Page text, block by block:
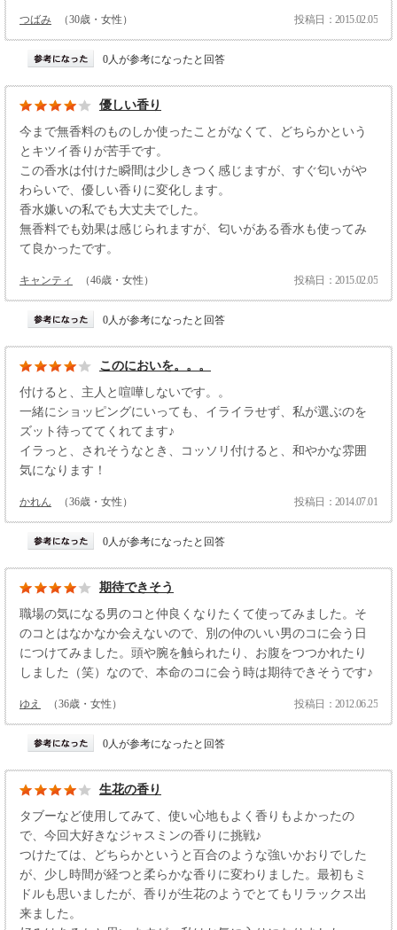
つばみ （30歳・女性） 投稿日：2015.02.05
0人が参考になったと回答
優しい香り
今まで無香料のものしか使ったことがなくて、どちらかという
とキツイ香りが苦手です。
この香水は付けた瞬間は少しきつく感じますが、すぐ匂いがや
わらいで、優しい香りに変化します。
香水嫌いの私でも大丈夫でした。
無香料でも効果は感じられますが、匂いがある香水も使ってみ
て良かったです。
キャンティ （46歳・女性） 投稿日：2015.02.05
0人が参考になったと回答
このにおいを。。。
付けると、主人と喧嘩しないです。。
一緒にショッピングにいっても、イライラせず、私が選ぶのを
ズット待っててくれてます♪
イラっと、されそうなとき、コッソリ付けると、和やかな雰囲
気になります！
かれん （36歳・女性） 投稿日：2014.07.01
0人が参考になったと回答
期待できそう
職場の気になる男のコと仲良くなりたくて使ってみました。そ
のコとはなかなか会えないので、別の仲のいい男のコに会う日
につけてみました。頭や腕を触られたり、お腹をつつかれたり
しました（笑）なので、本命のコに会う時は期待できそうです♪
ゆえ （36歳・女性） 投稿日：2012.06.25
0人が参考になったと回答
生花の香り
タブーなど使用してみて、使い心地もよく香りもよかったの
で、今回大好きなジャスミンの香りに挑戦♪
つけたては、どちらかというと百合のような強いかおりでした
が、少し時間が経つと柔らかな香りに変わりました。最初もミ
ドルも思いましたが、香りが生花のようでとてもリラックス出
来ました。